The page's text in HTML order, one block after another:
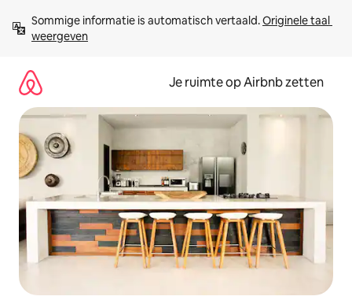
direct
naar
Sommige informatie is automatisch vertaald. Originele taal
weergeven
Je ruimte op Airbnb zetten